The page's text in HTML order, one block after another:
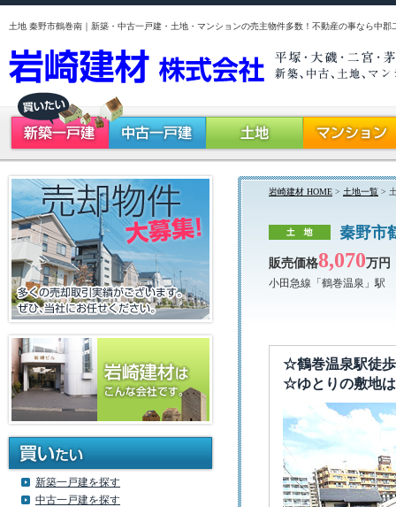
土地 秦野市鶴巻南｜新築・中古一戸建・土地・マンションの売主物件多数！不動産の事なら中郡
新築一戸建を探す
中古一戸建を探す
岩崎建材 HOME > 土地一覧 >
秦野市
販売価格8,070万円
小田急線「鶴巻温泉」駅
☆鶴巻温泉駅徒
☆ゆとりの敷地は